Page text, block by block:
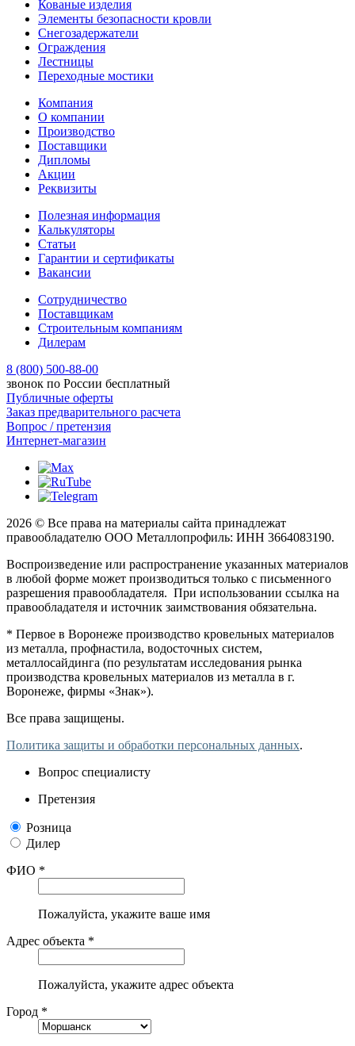
Кованые изделия
Элементы безопасности кровли
Снегозадержатели
Ограждения
Лестницы
Переходные мостики
Компания
О компании
Производство
Поставщики
Дипломы
Акции
Реквизиты
Полезная информация
Калькуляторы
Статьи
Гарантии и сертификаты
Вакансии
Сотрудничество
Поставщикам
Строительным компаниям
Дилерам
8 (800) 500-88-00
звонок по России бесплатный
Публичные оферты
Заказ предварительного расчета
Вопрос / претензия
Интернет-магазин
2026 © Все права на материалы сайта принадлежат
правообладателю ООО Металлопрофиль: ИНН 3664083190.
Воспроизведение или распространение указанных материалов
в любой форме может производиться только с письменного
разрешения правообладателя. При использовании ссылка на
правообладателя и источник заимствования обязательна.
* Первое в Воронеже производство кровельных материалов
из металла, профнастила, водосточных систем,
металлосайдинга (по результатам исследования рынка
производства кровельных материалов из металла в г.
Воронеже, фирмы «Знак»).
Все права защищены.
Политика защиты и обработки персональных данных.
Вопрос специалисту
Претензия
Розница
Дилер
ФИО *
Пожалуйста, укажите ваше имя
Адрес объекта *
Пожалуйста, укажите адрес объекта
Город *